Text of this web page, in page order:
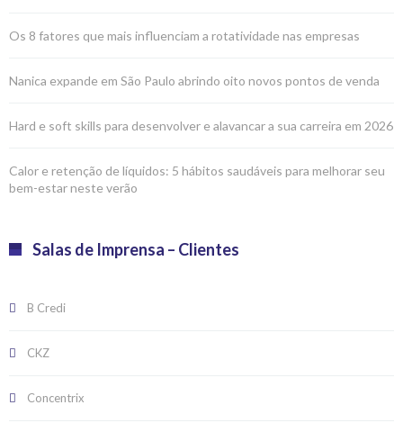
Os 8 fatores que mais influenciam a rotatividade nas empresas
Nanica expande em São Paulo abrindo oito novos pontos de venda
Hard e soft skills para desenvolver e alavancar a sua carreira em 2026
Calor e retenção de líquidos: 5 hábitos saudáveis para melhorar seu
bem-estar neste verão
Salas de Imprensa – Clientes
B Credi
CKZ
Concentrix